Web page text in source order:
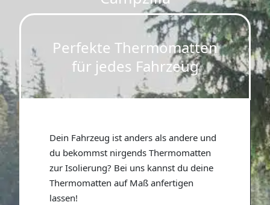
Perfekte Thermomatten
für jedes Fahrzeug​
Dein Fahrzeug ist anders als andere und
du bekommst nirgends Thermomatten
zur Isolierung? Bei uns kannst du deine
Thermomatten auf Maß anfertigen
lassen!